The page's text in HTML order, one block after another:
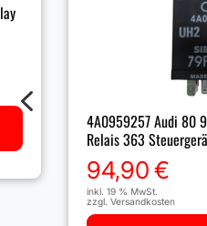
4A0959257 Audi 80
Relais 363
94,90€
inkl. 19 % MwSt.
zzgl. Versandkosten
4